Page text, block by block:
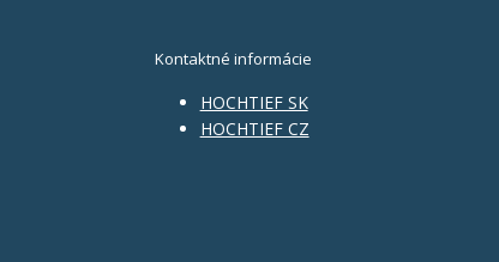
Kontaktné informácie
HOCHTIEF SK
HOCHTIEF CZ